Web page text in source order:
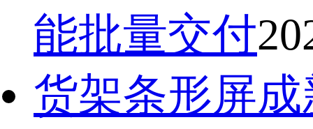
能批量交付
货架条形屏